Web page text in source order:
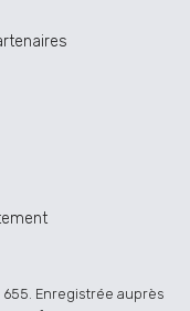
655. Enregistrée auprès